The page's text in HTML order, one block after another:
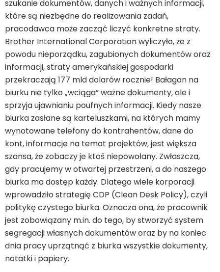
szukanie dokumentów, danych i ważnych informacji,
które są niezbędne do realizowania zadań,
pracodawca może zacząć liczyć konkretne straty.
Brother International Corporation wyliczyło, że z
powodu nieporządku, zagubionych dokumentów oraz
informacji, straty amerykańskiej gospodarki
przekraczają 177 mld dolarów rocznie! Bałagan na
biurku nie tylko „wciąga” ważne dokumenty, ale i
sprzyja ujawnianiu poufnych informacji. Kiedy nasze
biurka zasłane są karteluszkami, na których mamy
wynotowane telefony do kontrahentów, dane do
kont, informacje na temat projektów, jest większa
szansa, że zobaczy je ktoś niepowołany. Zwłaszcza,
gdy pracujemy w otwartej przestrzeni, a do naszego
biurka ma dostęp każdy. Dlatego wiele korporacji
wprowadziło strategię CDP (Clean Desk Policy), czyli
politykę czystego biurka. Oznacza ona, że pracownik
jest zobowiązany m.in. do tego, by stworzyć system
segregacji własnych dokumentów oraz by na koniec
dnia pracy uprzątnąć z biurka wszystkie dokumenty,
notatki i papiery.